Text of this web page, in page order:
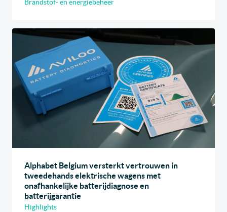
Brandstof- en energiebeheer
Alphabet Belgium versterkt vertrouwen in
tweedehands elektrische wagens met
onafhankelijke batterijdiagnose en
batterijgarantie
Highlights